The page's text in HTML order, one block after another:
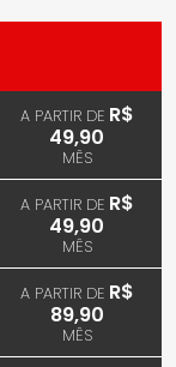
A PARTIR DE R$
49,90
MÊS
A PARTIR DE R$
49,90
MÊS
A PARTIR DE R$
89,90
MÊS